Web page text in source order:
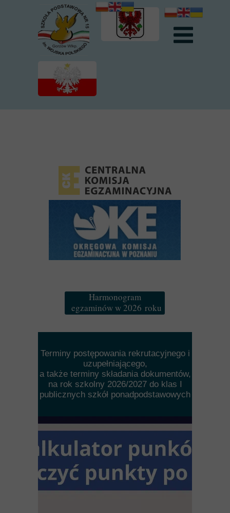
Terminy postępowania rekrutacyjnego i
uzupełniającego,
a także terminy składania dokumentów,
na rok szkolny 2026/2027 do klas I
publicznych szkół ponadpodstawowych
Harmonogram
egzaminów w 2026 roku